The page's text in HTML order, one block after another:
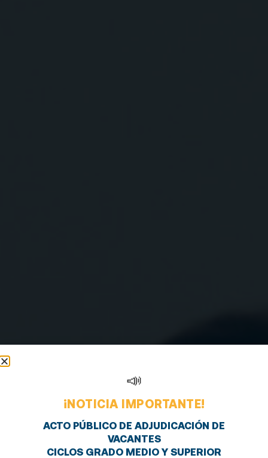
📣
¡NOTICIA IMPORTANTE!
ACTO PÚBLICO DE ADJUDICACIÓN DE
VACANTES
CICLOS GRADO MEDIO Y SUPERIOR